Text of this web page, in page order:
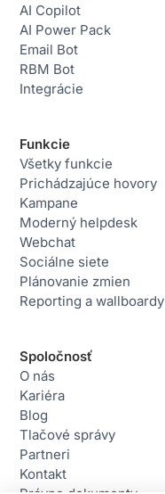
AI Copilot
AI Power Pack
Email Bot
RBM Bot
Integrácie
Funkcie
Všetky funkcie
Prichádzajúce hovory
Kampane
Moderný helpdesk
Webchat
Sociálne siete
Plánovanie zmien
Reporting a wallboardy
Spoločnosť
O nás
Kariéra
Blog
Tlačové správy
Partneri
Kontakt